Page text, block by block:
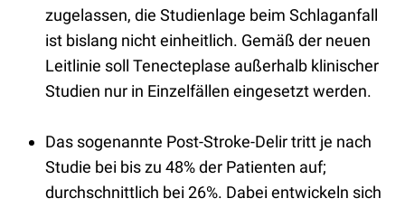
zugelassen, die Studienlage beim Schlaganfall
ist bislang nicht einheitlich. Gemäß der neuen
Leitlinie soll Tenecteplase außerhalb klinischer
Studien nur in Einzelfällen eingesetzt werden.
Das sogenannte Post-Stroke-Delir tritt je nach
Studie bei bis zu 48% der Patienten auf;
durchschnittlich bei 26%. Dabei entwickeln sich